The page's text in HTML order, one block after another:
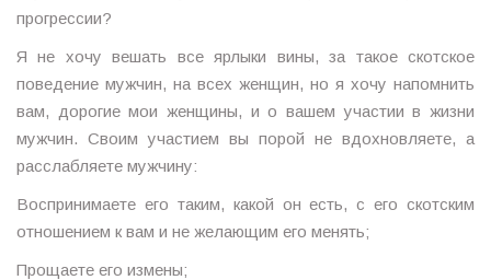
прогрессии?
Я не хочу вешать все ярлыки вины, за такое скотское
поведение мужчин, на всех женщин, но я хочу напомнить
вам, дорогие мои женщины, и о вашем участии в жизни
мужчин. Своим участием вы порой не вдохновляете, а
расслабляете мужчину:
Воспринимаете его таким, какой он есть, с его скотским
отношением к вам и не желающим его менять;
Прощаете его измены;